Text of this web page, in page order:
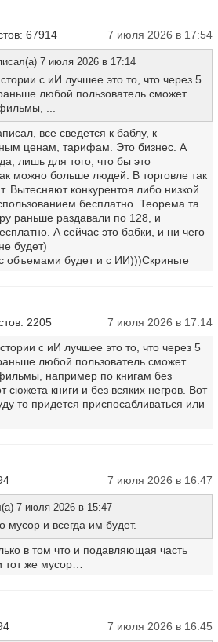
67914 7 июля 2026 в 17:54
7 июля 2026 в 17:14
с иИ лучшее это то, что через 5
любой пользователь сможет
...
все сведется к баблу, к
ценам, тарифам. Это бизнес. А
лишь для того, что бы это
можно больше людей. В торговле так
Вытесняют конкурентов либо низкой
бесплатно. Теорема та
раньше раздавали по 128, и
А сейчас это бабки, и ни чего
будет)
объемами будет и с ИИ)))Скриньте
2205 7 июля 2026 в 17:14
с иИ лучшее это то, что через 5
любой пользователь сможет
например по книгам без
сюжета книги и без всяких негров. Вот
то придется приспосабливаться или
7 июля 2026 в 16:47
7 июля 2026 в 15:47
мусор и всегда им будет.
в том что и подавляющая часть
тот же мусор…
7 июля 2026 в 16:45